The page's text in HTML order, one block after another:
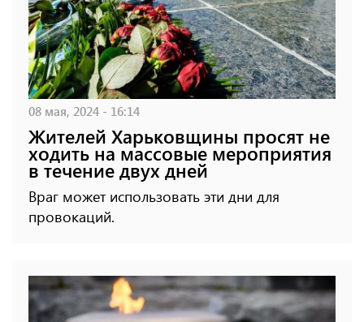
08 мая, 2024 - 16:14
Жителей Харьковщины просят не
ходить на массовые мероприятия
в течение двух дней
Враг может использовать эти дни для
провокаций.